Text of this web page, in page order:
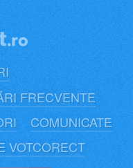
FRECVENTE
COMUNICATE
VOTCORECT